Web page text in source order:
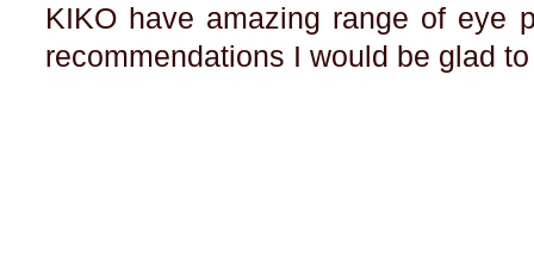
KIKO have amazing range of eye
recommendations I would be glad